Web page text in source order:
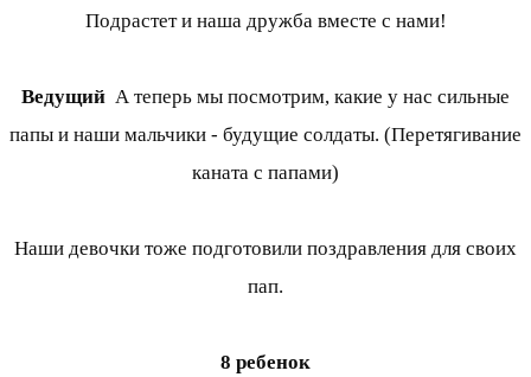
Подрастет и наша дружба вместе с нами!
Ведущий А теперь мы посмотрим, какие у нас сильные
папы и наши мальчики - будущие солдаты. (Перетягивание
каната с папами)
Наши девочки тоже подготовили поздравления для своих
пап.
8 ребенок